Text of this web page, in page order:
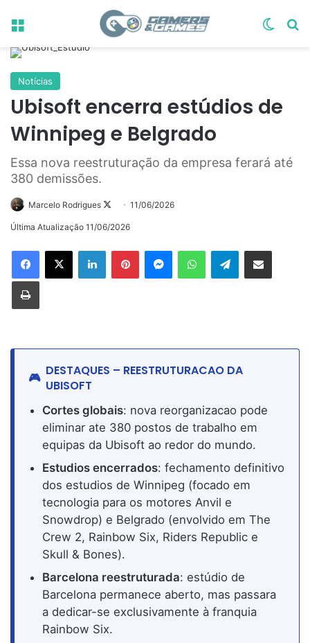
Menu
Notícias
Ubisoft encerra estúdios de
Winnipeg e Belgrado
Essa nova reestruturação da empresa ferará até
380 demissões.
Marcelo Rodrigues
Follow11/06/2026
Última Atualização 11/06/2026
LinkedinPinterestMessengerWhatsAppTelegramCompartilhar via e-mail
Imprimir
DESTAQUES – REESTRUTURACAO DA
UBISOFT
Cortes globais: nova reorganizacao pode
eliminar ate 380 postos de trabalho em
equipas da Ubisoft ao redor do mundo.
Estudios encerrados: fechamento definitivo
dos estudios de Winnipeg (focado em
tecnologia para os motores Anvil e
Snowdrop) e Belgrado (envolvido em The
Crew 2, Rainbow Six, Riders Republic e
Skull & Bones).
Barcelona reestruturada: estúdio de
Barcelona permanece aberto, mas passara
a dedicar-se exclusivamente à franquia
Rainbow Six.